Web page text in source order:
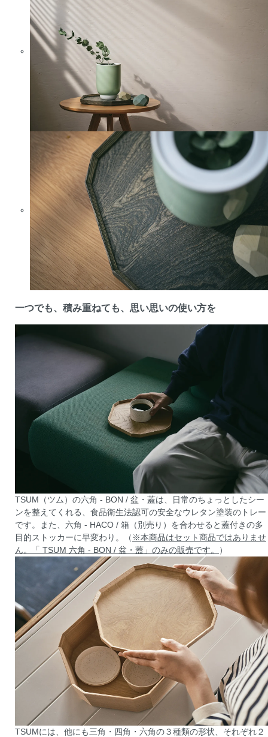
一つでも、積み重ねても、思い思いの使い方を
TSUM（ツム）の六角 - BON / 盆・蓋は、日常のちょっとしたシー
ンを整えてくれる、食品衛生法認可の安全なウレタン塗装のトレー
です。また、六角 - HACO / 箱（別売り）を合わせると蓋付きの多
目的ストッカーに早変わり。（ ※本商品はセット商品ではありませ
ん。「 TSUM 六角 - BON / 盆・蓋」のみの販売です。
）
TSUMには、他にも三角・四角・六角の３種類の形状、それぞれ２